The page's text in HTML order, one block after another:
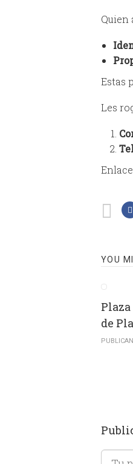
Quien
Estas
Les
YOU
de